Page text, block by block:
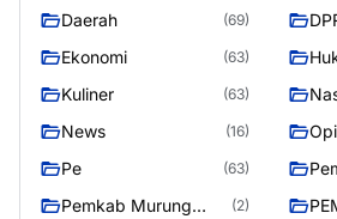
Daerah (69)
Ekonomi (63)
Kuliner (63)
News (16)
Pe (63)
Pemkab Murung
(2)